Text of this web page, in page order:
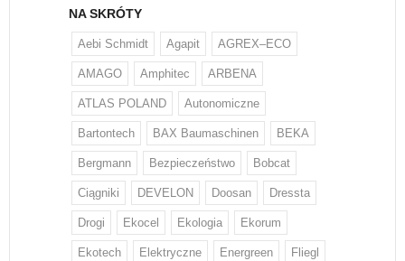
NA SKRÓTY
Aebi Schmidt Agapit AGREX–ECO
AMAGO Amphitec ARBENA
ATLAS POLAND Autonomiczne
Bartontech BAX Baumaschinen BEKA
Bergmann Bezpieczeństwo Bobcat
Ciągniki DEVELON Doosan Dressta
Drogi Ekocel Ekologia Ekorum
Ekotech Elektryczne Energreen Fliegl